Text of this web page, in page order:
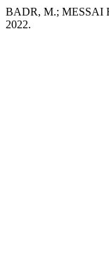
BADR, M.; MESSAI
2022.